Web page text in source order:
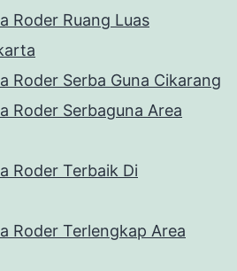
Roder Ruang Luas
Roder Serba Guna Cikarang
Roder Serbaguna Area
Roder Terbaik Di
Roder Terlengkap Area